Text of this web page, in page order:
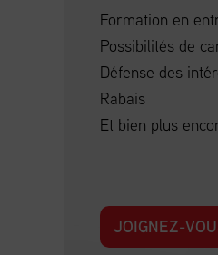
Formation en
Possibilités de
Défense des
Rabais
Et bien plus
JOIGNEZ-